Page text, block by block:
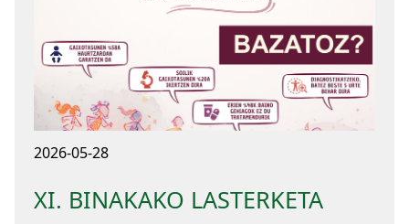
2026-05-28
XI. BINAKAKO LASTERKETA